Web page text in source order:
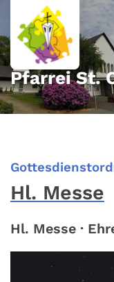
Zum Inhalt springen
Pfarrei St.
Hl. Messe
Hl. Messe ·